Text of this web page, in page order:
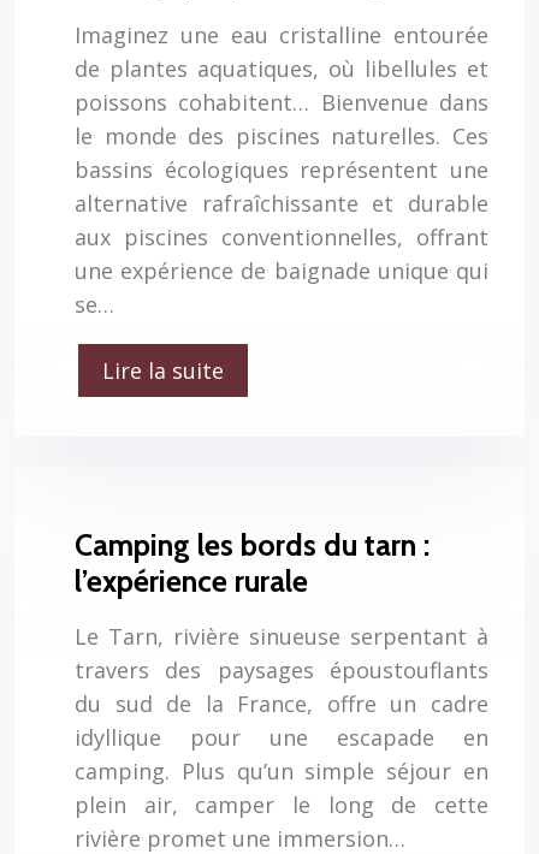
Imaginez une eau cristalline entourée
de plantes aquatiques, où libellules et
poissons cohabitent… Bienvenue dans
le monde des piscines naturelles. Ces
bassins écologiques représentent une
alternative rafraîchissante et durable
aux piscines conventionnelles, offrant
une expérience de baignade unique qui
se…
Lire la suite
Camping les bords du tarn :
l’expérience rurale
Le Tarn, rivière sinueuse serpentant à
travers des paysages époustouflants
du sud de la France, offre un cadre
idyllique pour une escapade en
camping. Plus qu’un simple séjour en
plein air, camper le long de cette
rivière promet une immersion…